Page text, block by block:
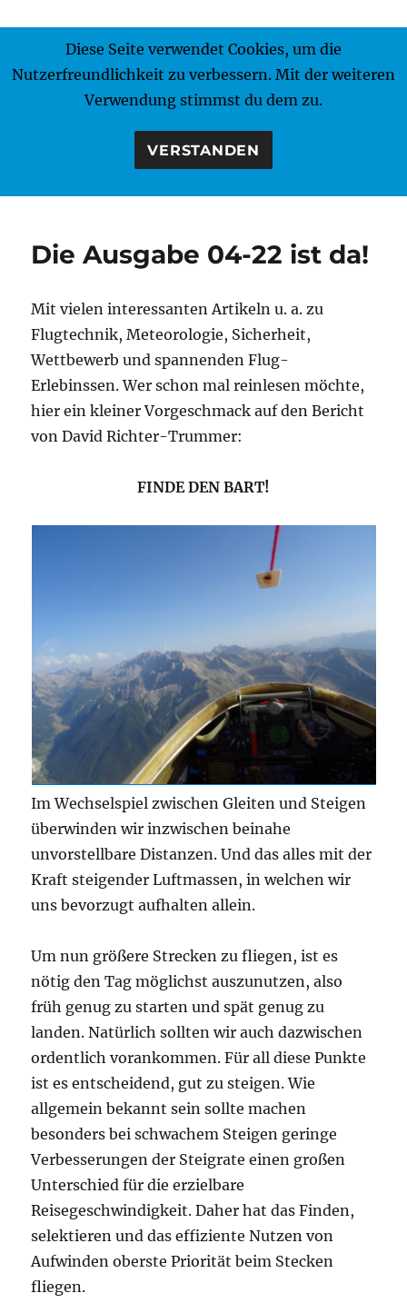
MENÜ
Die Ausgabe 04-22 ist da!
Mit vielen interessanten Artikeln u. a. zu
Flugtechnik, Meteorologie, Sicherheit,
Wettbewerb und spannenden Flug-
Erlebinssen. Wer schon mal reinlesen möchte,
hier ein kleiner Vorgeschmack auf den Bericht
von David Richter-Trummer:
FINDE DEN BART!
Im Wechselspiel zwischen Gleiten und Steigen
überwinden wir inzwischen beinahe
unvorstellbare Distanzen. Und das alles mit der
Kraft steigender Luftmassen, in welchen wir
uns bevorzugt aufhalten allein.
Um nun größere Strecken zu fliegen, ist es
nötig den Tag möglichst auszunutzen, also
früh genug zu starten und spät genug zu
landen. Natürlich sollten wir auch dazwischen
ordentlich vorankommen. Für all diese Punkte
ist es entscheidend, gut zu steigen. Wie
allgemein bekannt sein sollte machen
besonders bei schwachem Steigen geringe
Verbesserungen der Steigrate einen großen
Unterschied für die erzielbare
Reisegeschwindigkeit. Daher hat das Finden,
selektieren und das effiziente Nutzen von
Aufwinden oberste Priorität beim Stecken
fliegen.
Diese Seite verwendet Cookies, um die
Nutzerfreundlichkeit zu verbessern. Mit der weiteren
Verwendung stimmst du dem zu.
VERSTANDEN